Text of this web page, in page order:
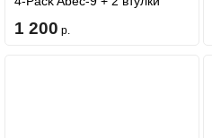
1 200 р.